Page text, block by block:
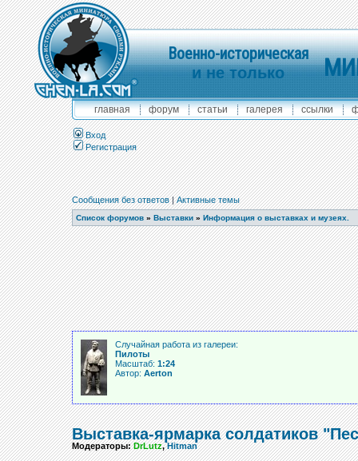
Военно-историческая
и не только
главная форум статьи галерея ссылки
Вход
Регистрация
Сообщения без ответов|Активные темы
Список форумов » Выставки » Информация о выставках и музеях.
Случайная работа из галереи:
Пилоты
Масштаб: 1:24
Автор: Aerton
Выставка-ярмарка солдатиков
Модераторы:DrLutz,Hitman